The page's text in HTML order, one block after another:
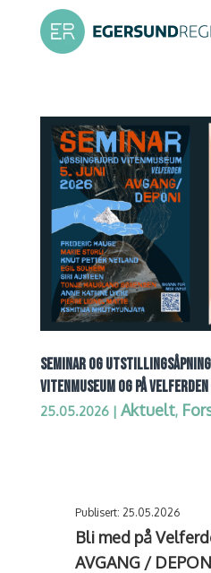
SEMINAR OG
VITENMUSEUM OG PÅ
25.05.2026| Aktuelt,
Publisert: 25.05.2026
Bli med på
AVGANG /